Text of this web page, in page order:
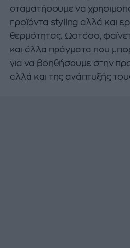
σταματήσουμε να
προϊόντα styling αλλά και
θερμότητας. Ωστόσο,
και άλλα πράγματα που
για να βοηθήσουμε στην
αλλά και της ανάπτυξής